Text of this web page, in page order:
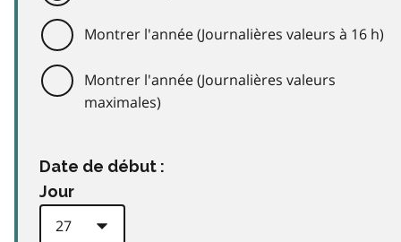
Montrer l'année (Journalières valeurs à 16 h)
Montrer l'année (Journalières valeurs
maximales)
Date de début :
Jour